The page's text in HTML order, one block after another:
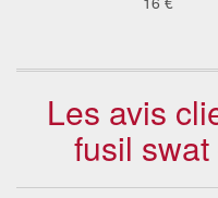
Les avis
fusil